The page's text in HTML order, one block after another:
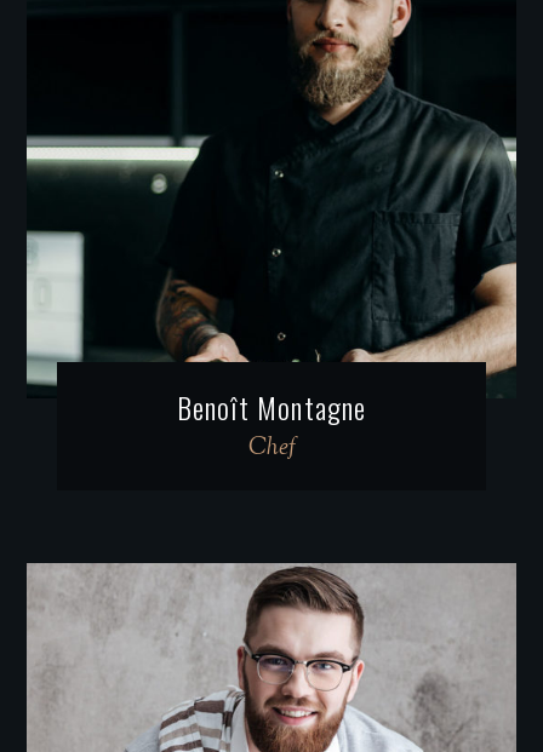
Benoît Montagne
Chef